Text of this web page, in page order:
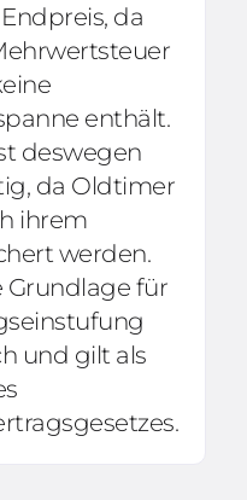
da
enthält.
deswegen
da Oldtimer
ihrem
werden.
Grundlage für
und gilt als